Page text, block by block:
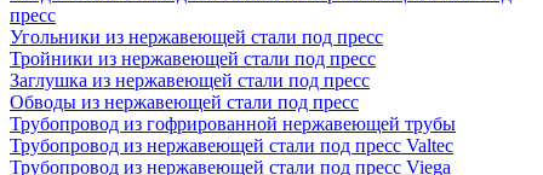
пресс
Угольники из нержавеющей стали под пресс
Тройники из нержавеющей стали под пресс
Заглушка из нержавеющей стали под пресс
Обводы из нержавеющей стали под пресс
Трубопровод из гофрированной нержавеющей трубы
Трубопровод из нержавеющей стали под пресс Valtec
Трубопровод из нержавеющей стали под пресс Viega